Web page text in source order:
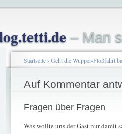
– Man
Startseite› Geht die Wupper-Floßfahrt
Auf Kommentar
Fragen über Fragen
Was wollte uns der Gast nur damit